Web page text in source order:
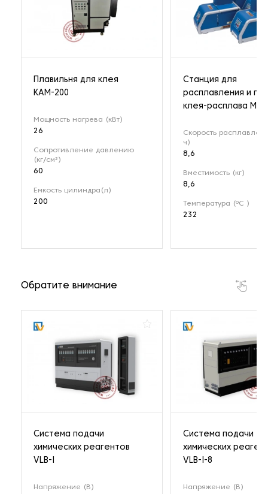
Плавильня для клея
КАМ-200
Мощность нагрева (кВт)
26
Сопротивление давлению
(кг/см²)
60
Емкость цилиндра(л)
200
Cтанция для
расплавления и
клея-расплава
Скорость
ч)
8,6
Вместимость (кг)
8,6
Температура (ºC )
232
Обратите внимание
Система подачи
химических реагентов
VLB-I
Напряжение (В)
Система подачи
химических
VLB-I-8
Напряжение (В)